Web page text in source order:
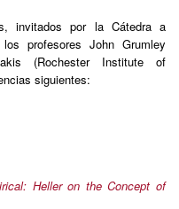
invitados por la Cátedra a
profesores John Grumley
(Rochester Institute of
siguientes:
Heller on the Concept of